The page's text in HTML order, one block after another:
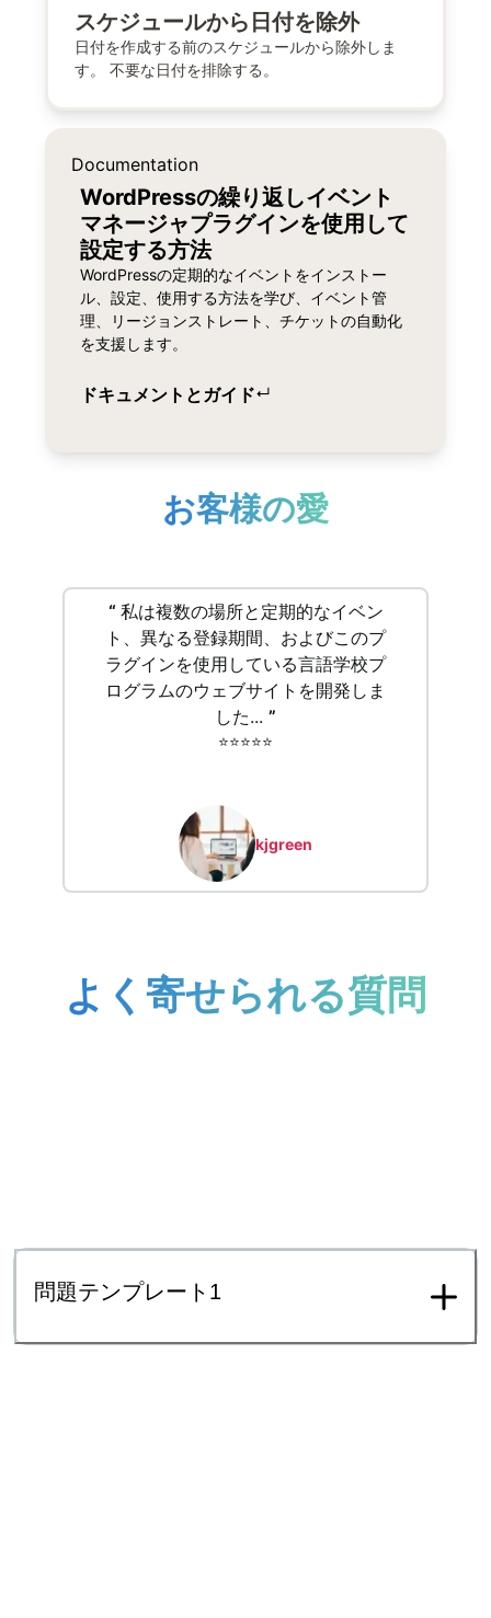
スケジュールから日付を除外
日付を作成する前のスケジュールから除外しま
す。 不要な日付を排除する。
Documentation
WordPressの繰り返しイベント
マネージャプラグインを使用して
設定する方法
WordPressの定期的なイベントをインストー
ル、設定、使用する方法を学び、イベント管
理、リージョンストレート、チケットの自動化
を支援します。
ドキュメントとガイド↵
お客様の愛
“ 私は複数の場所と定期的なイベン
ト、異なる登録期間、およびこのプ
ラグインを使用している言語学校プ
ログラムのウェブサイトを開発しま
した... ”
⭐️⭐️⭐️⭐️⭐️
kjgreen
よく寄せられる質問
問題テンプレート1